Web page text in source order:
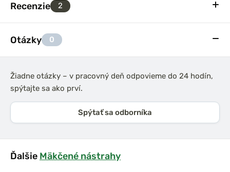
Recenzie 2
Otázky 0
Žiadne otázky – v pracovný deň odpovieme do 24 hodín,
spýtajte sa ako prví.
Spýtať sa odborníka
Ďalšie Mäkčené nástrahy